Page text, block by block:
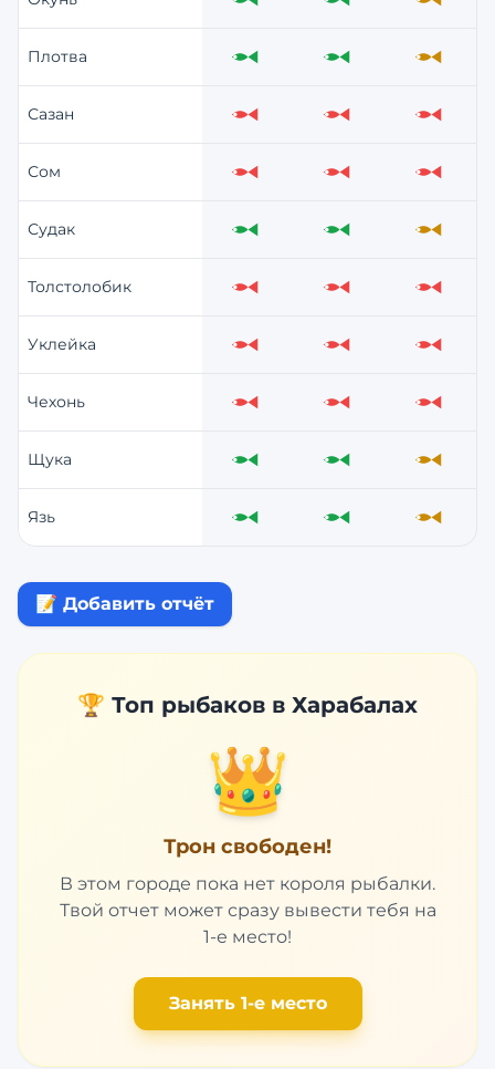
Отлично Отлично Средне
Плотва Отлично Отлично Средне
Сазан Слабо Слабо Слабо
Сом Слабо Слабо Слабо
Судак Отлично Отлично Средне
Толстолобик Слабо Слабо Слабо
Уклейка Слабо Слабо Слабо
Чехонь Слабо Слабо Слабо
Щука Отлично Отлично Средне
Язь Отлично Отлично Средне
📝 Добавить отчёт
🏆 Топ рыбаков в Харабалах
👑
Трон свободен!
В этом городе пока нет короля рыбалки.
Твой отчет может сразу вывести тебя на
1-е место!
Занять 1-е место